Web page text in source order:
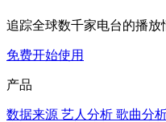
追踪全球数千家电台的播放
免费开始使用
产品
数据来源 艺人分析 歌曲分